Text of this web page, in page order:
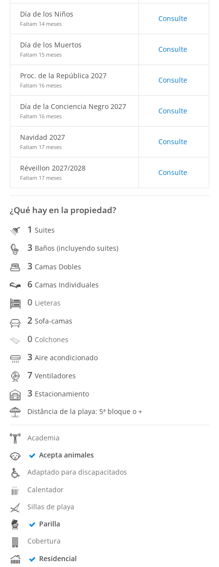
Día de los Niños
Faltam 14 meses
Consulte
Día de los Muertos
Faltam 15 meses
Consulte
Proc. de la República 2027
Faltam 16 meses
Consulte
Día de la Conciencia Negro 2027
Faltam 16 meses
Consulte
Navidad 2027
Faltam 17 meses
Consulte
Réveillon 2027/2028
Faltam 17 meses
Consulte
¿Qué hay en la propiedad?
1 Suites
3 Baños (incluyendo suites)
3 Camas Dobles
6 Camas Individuales
0 Lieteras
2 Sofa-camas
0 Colchones
3 Aire acondicionado
7 Ventiladores
3 Estacionamiento
Distância de la playa: 5ª bloque o +
Academia
Acepta animales
Adaptado para discapacitados
Calentador
Sillas de playa
Parilla
Cobertura
Residencial